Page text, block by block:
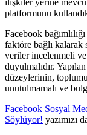
ilişkiler yerine
platformunu
Facebook
faktöre bağlı
veriler incelenmeli
duyulmalıdır.
düzeylerinin,
unutulmamalı ve
Facebook Sosyal
Söylüyor! yazımızı